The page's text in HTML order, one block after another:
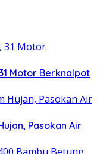
Motor Berknalpot
Pasokan Air